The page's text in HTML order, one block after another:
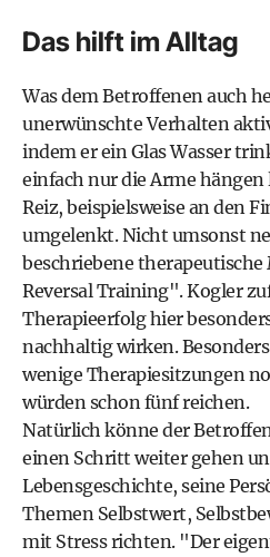
Das hilft im Alltag
Was dem Betroffenen auch
unerwünschte Verhalten
indem er ein Glas Wasser
einfach nur die Arme hängen
Reiz, beispielsweise an den
umgelenkt. Nicht umsonst
beschriebene
Reversal Training". Kogler
Therapieerfolg hier
nachhaltig wirken.
wenige Therapiesitzungen
würden schon fünf reichen.
Natürlich könne der
einen Schritt weiter gehen
Lebensgeschichte, seine
Themen Selbstwert,
mit Stress richten. "Der